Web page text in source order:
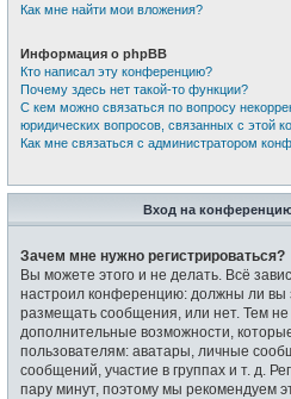
Как мне найти мои вложения?
Информация о phpBB
Кто написал эту конференцию?
Почему здесь нет такой-то функции?
С кем можно связаться по вопросу
юридических вопросов, связанных с этой
Как мне связаться с администратором
Вход на
Зачем мне нужно регистрироваться?
Вы можете этого и не делать. Всё
настроил конференцию: должны ли вы
размещать сообщения, или нет. Тем
дополнительные возможности,
пользователям: аватары, личные
сообщений, участие в группах и т. д.
пару минут, поэтому мы рекомендуем